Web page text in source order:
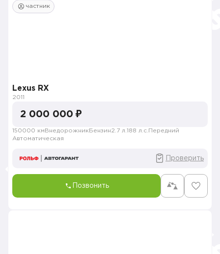
частник
Lexus RX
2011
2 000 000 ₽
150000 км Внедорожник Бензин2.7 л. 188 л.с. Передний
Автоматическая
Проверить
Позвонить